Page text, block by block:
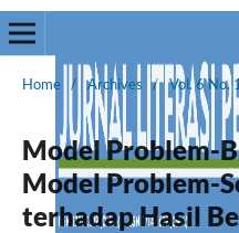
Home / Archives / Vol. 6 No.
Model Problem-
Model Problem-
terhadap Hasil